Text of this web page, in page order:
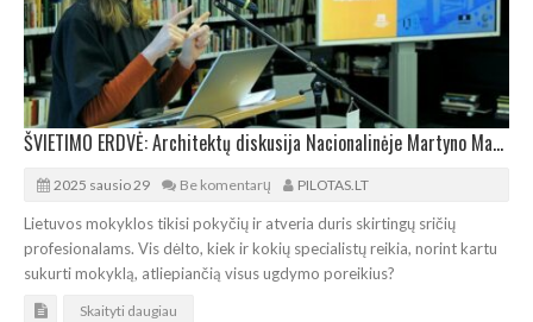
ŠVIETIMO ERDVĖ: Architektų diskusija Nacionalinėje Martyno Mažvydo bibliotekoje
2025 sausio 29 Be komentarų PILOTAS.LT
Lietuvos mokyklos tikisi pokyčių ir atveria duris skirtingų sričių
profesionalams. Vis dėlto, kiek ir kokių specialistų reikia, norint kartu
sukurti mokyklą, atliepiančią visus ugdymo poreikius?
Skaityti daugiau